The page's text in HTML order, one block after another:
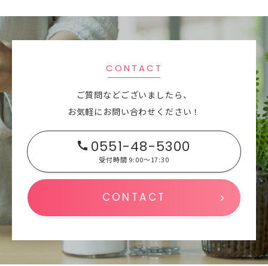
CONTACT
ご質問などございましたら、
お気軽にお問い合わせください！
0551-48-5300
受付時間 9:00～17:30
CONTACT